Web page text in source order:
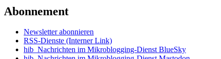
Abonnement
Newsletter abonnieren
RSS-Dienste (Interner Link)
hib_Nachrichten im Mikroblogging-Dienst BlueSky